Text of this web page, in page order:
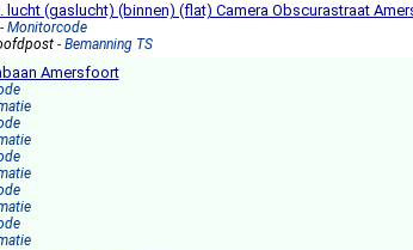
lucht (gaslucht) (binnen) (flat) Camera Obscurastraat
- Monitorcode
- Bemanning TS
Amersfoort